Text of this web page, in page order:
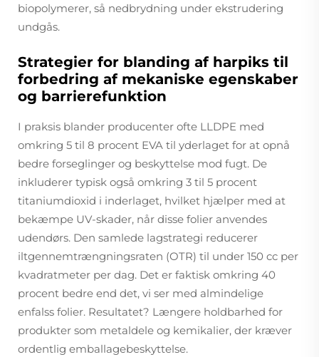
biopolymerer, så nedbrydning under ekstrudering
undgås.
Strategier for blanding af harpiks til
forbedring af mekaniske egenskaber
og barrierefunktion
I praksis blander producenter ofte LLDPE med
omkring 5 til 8 procent EVA til yderlaget for at opnå
bedre forseglinger og beskyttelse mod fugt. De
inkluderer typisk også omkring 3 til 5 procent
titaniumdioxid i inderlaget, hvilket hjælper med at
bekæmpe UV-skader, når disse folier anvendes
udendørs. Den samlede lagstrategi reducerer
iltgennemtrængningsraten (OTR) til under 150 cc per
kvadratmeter per dag. Det er faktisk omkring 40
procent bedre end det, vi ser med almindelige
enfalss folier. Resultatet? Længere holdbarhed for
produkter som metaldele og kemikalier, der kræver
ordentlig emballagebeskyttelse.